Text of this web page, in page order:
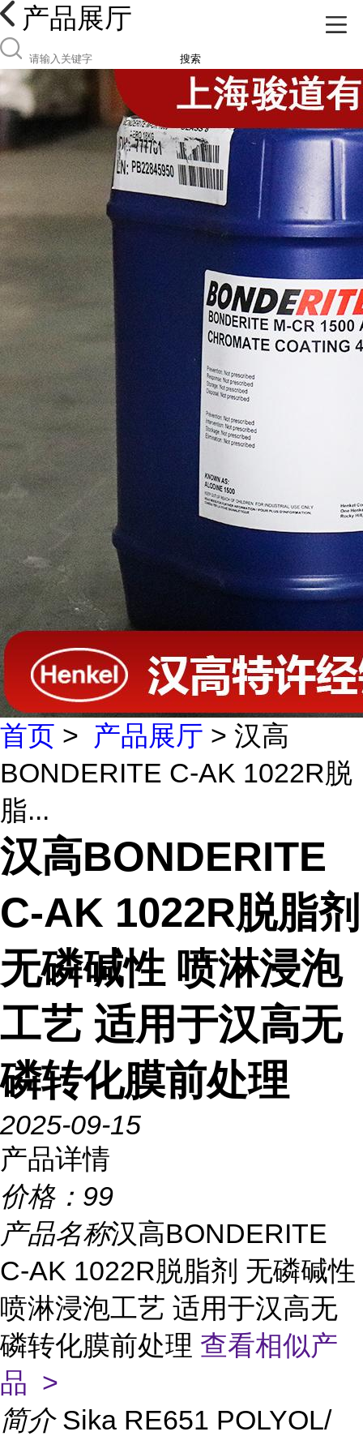
产品展厅
搜索
首页 > 产品展厅 > 汉高
BONDERITE C-AK 1022R脱
脂...
汉高BONDERITE
C-AK 1022R脱脂剂
无磷碱性 喷淋浸泡
工艺 适用于汉高无
磷转化膜前处理
2025-09-15
产品详情
价格： 99
产品名称汉高BONDERITE
C-AK 1022R脱脂剂 无磷碱性
喷淋浸泡工艺 适用于汉高无
磷转化膜前处理 查看相似产
品 >
简介 Sika RE651 POLYOL/